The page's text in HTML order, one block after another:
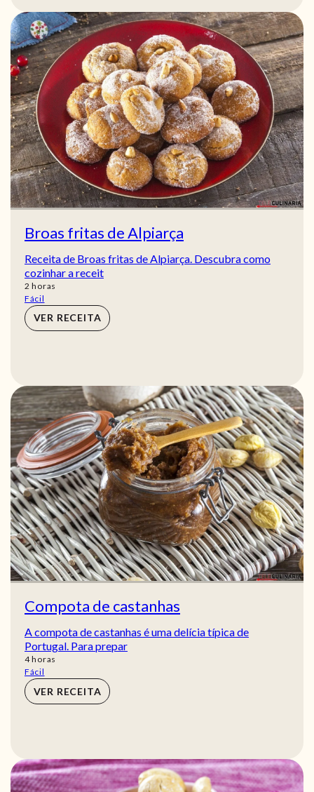
Broas fritas de Alpiarça
Receita de Broas fritas de Alpiarça. Descubra como
cozinhar a receit
2 horas
horas
Fácil
VER RECEITA
Compota de castanhas
A compota de castanhas é uma delícia típica de
Portugal. Para prepar
4horas
horas
Fácil
VER RECEITA